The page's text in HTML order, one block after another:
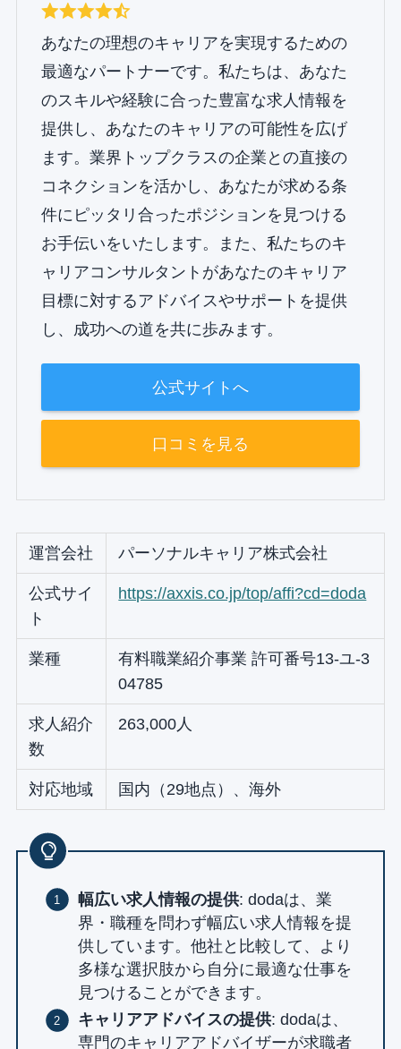
あなたの理想のキャリアを実現するための
最適なパートナーです。私たちは、あなた
のスキルや経験に合った豊富な求人情報を
提供し、あなたのキャリアの可能性を広げ
ます。業界トップクラスの企業との直接の
コネクションを活かし、あなたが求める条
件にピッタリ合ったポジションを見つける
お手伝いをいたします。また、私たちのキ
ャリアコンサルタントがあなたのキャリア
目標に対するアドバイスやサポートを提供
し、成功への道を共に歩みます。
公式サイトへ
口コミを見る
運営会社 パーソナルキャリア株式会社
公式サイ
ト
https://axxis.co.jp/top/affi?cd=doda
業種
有料職業紹介事業 許可番号13-ユ-3
04785
求人紹介
数
263,000人
対応地域 国内（29地点）、海外
幅広い求人情報の提供: dodaは、業
界・職種を問わず幅広い求人情報を提
供しています。他社と比較して、より
多様な選択肢から自分に最適な仕事を
見つけることができます。
キャリアアドバイスの提供: dodaは、
専門のキャリアアドバイザーが求職者